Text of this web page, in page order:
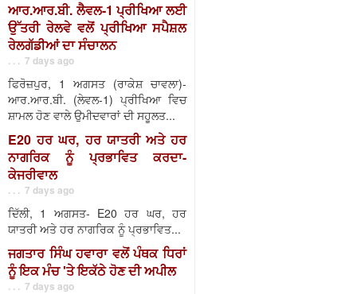
ਆਰ.ਆਰ.ਬੀ. ਲੈਵਲ-1 ਪ੍ਰੀਖਿਆ ਲਈ
ਉੱਤਰੀ ਰੇਲਵੇ ਵਲੋਂ ਪ੍ਰੀਖਿਆ ਸਪੈਸ਼ਲ
ਰੇਲਗੱਡੀਆਂ ਦਾ ਸੰਚਾਲਨ
. . . 7 days ago
ਫਿਰੋਜ਼ਪੁਰ, 1 ਅਗਸਤ (ਰਾਕੇਸ਼ ਚਾਵਲਾ)-
ਆਰ.ਆਰ.ਬੀ. (ਲੇਵਲ-1) ਪ੍ਰੀਖਿਆ ਵਿਚ
ਸ਼ਾਮਲ ਹੋਣ ਵਾਲੇ ਉਮੀਦਵਾਰਾਂ ਦੀ ਸਹੂਲਤ...
E20 ਹਰ ਘਰ, ਹਰ ਯਾਤਰੀ ਅਤੇ ਹਰ
ਨਾਗਰਿਕ ਨੂੰ ਪ੍ਰਭਾਵਿਤ ਕਰਦਾ-
ਕੇਜਰੀਵਾਲ
. . . 7 days ago
ਦਿੱਲੀ, 1 ਅਗਸਤ- E20 ਹਰ ਘਰ, ਹਰ
ਯਾਤਰੀ ਅਤੇ ਹਰ ਨਾਗਰਿਕ ਨੂੰ ਪ੍ਰਭਾਵਿਤ...
ਜਗਤਾਰ ਸਿੰਘ ਹਵਾਰਾ ਵਲੋਂ ਪੰਥਕ ਧਿਰਾਂ
ਨੂੰ ਇਕ ਮੰਚ 'ਤੇ ਇਕੱਠੇ ਹੋਣ ਦੀ ਅਪੀਲ
. . . 7 days ago